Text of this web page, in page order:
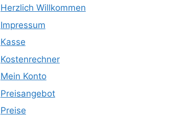
Herzlich Willkommen
Impressum
Kasse
Kostenrechner
Mein Konto
Preisangebot
Preise